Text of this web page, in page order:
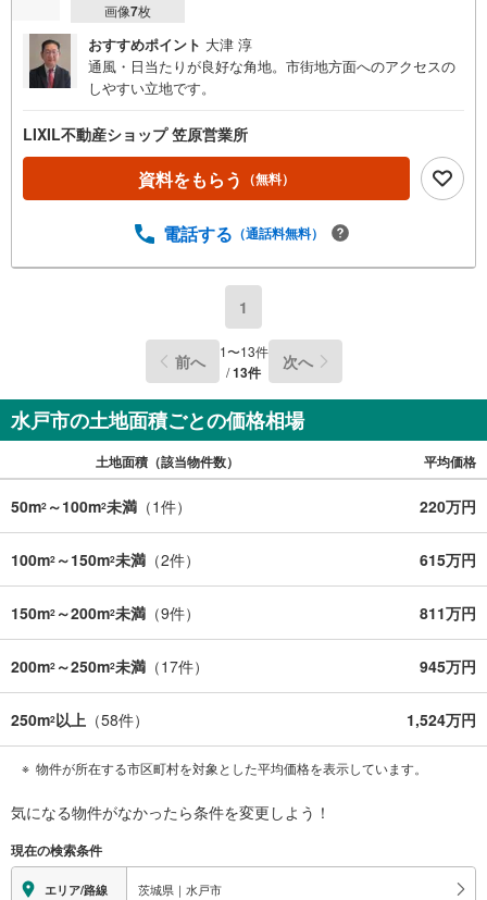
画像7枚
おすすめポイント 大津 淳
通風・日当たりが良好な角地。市街地方面へのアクセスの
しやすい立地です。
LIXIL不動産ショップ 笠原営業所
資料をもらう （無料）
電話する （通話料無料）
1
前へ 1〜13件
/13件 次へ
水戸市の土地面積ごとの価格相場
土地面積（該当物件数） 平均価格
50m2 ～100m2未満 （1件） 220万円
100m2 ～150m2未満 （2件） 615万円
150m2 ～200m2未満 （9件） 811万円
200m2 ～250m2未満 （17件） 945万円
250m2以上 （58件） 1,524万円
物件が所在する市区町村を対象とした平均価格を表示しています。
気になる物件がなかったら条件を変更しよう！
現在の検索条件
エリア/路線 茨城県｜水戸市